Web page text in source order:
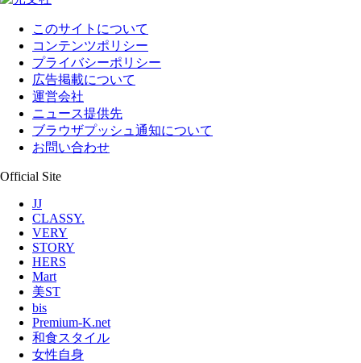
このサイトについて
コンテンツポリシー
プライバシーポリシー
広告掲載について
運営会社
ニュース提供先
ブラウザプッシュ通知について
お問い合わせ
Official Site
JJ
CLASSY.
VERY
STORY
HERS
Mart
美ST
bis
Premium-K.net
和食スタイル
女性自身